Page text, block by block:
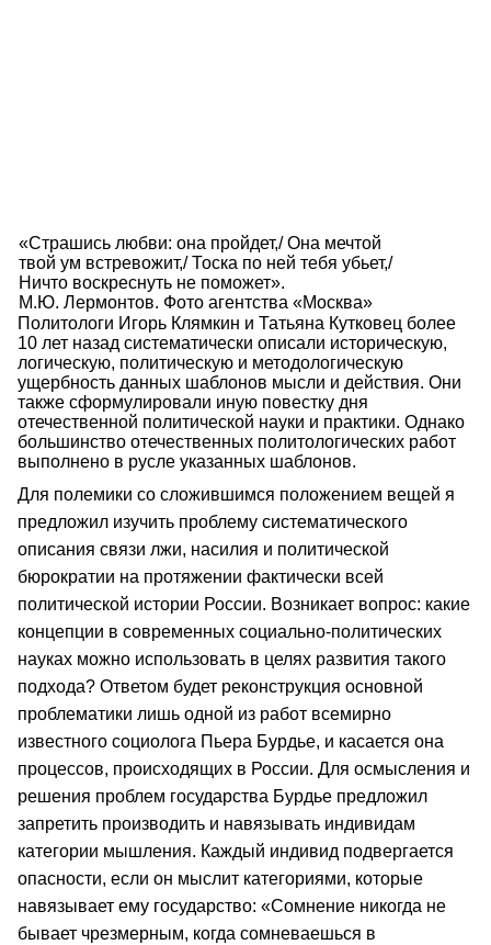
«Страшись любви: она пройдет,/ Она мечтой
твой ум встревожит,/ Тоска по ней тебя убьет,/
Ничто воскреснуть не поможет».
М.Ю. Лермонтов. Фото агентства «Москва»
Политологи Игорь Клямкин и Татьяна Кутковец более
10 лет назад систематически описали историческую,
логическую, политическую и методологическую
ущербность данных шаблонов мысли и действия. Они
также сформулировали иную повестку дня
отечественной политической науки и практики. Однако
большинство отечественных политологических работ
выполнено в русле указанных шаблонов.
Для полемики со сложившимся положением вещей я
предложил изучить проблему систематического
описания связи лжи, насилия и политической
бюрократии на протяжении фактически всей
политической истории России. Возникает вопрос: какие
концепции в современных социально-политических
науках можно использовать в целях развития такого
подхода? Ответом будет реконструкция основной
проблематики лишь одной из работ всемирно
известного социолога Пьера Бурдье, и касается она
процессов, происходящих в России. Для осмысления и
решения проблем государства Бурдье предложил
запретить производить и навязывать индивидам
категории мышления. Каждый индивид подвергается
опасности, если он мыслит категориями, которые
навязывает ему государство: «Сомнение никогда не
бывает чрезмерным, когда сомневаешься в